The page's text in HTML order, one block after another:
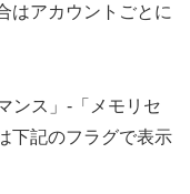
はアカウントごとに
ンス」-「メモリセ
下記のフラグで表示